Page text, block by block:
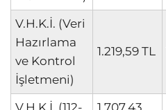
V.H.K.İ. (Veri
Hazırlama
ve Kontrol
İşletmeni)
1.219,59 TL
V.H.K.İ. (112-
1.707,43